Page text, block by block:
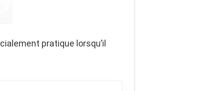
pratique lorsqu’il